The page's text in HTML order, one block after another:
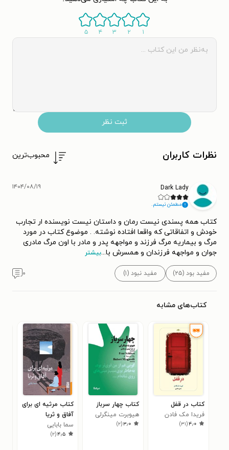
۱ ۲ ۳ ۴ ۵
ثبت نظر
نظرات کاربران محبوب‌ترین
Dark Lady
مطمئن نیستم.
۱۴۰۴/۰۸/۱۹
کتاب همه پسندی نیست رمان و داستان نیست نویسنده ار تجارب
خودش و اتفاقاتی که واقعا افتاده نوشته. . موضوع کتاب در مورد
مرگ و بیماریه مرگ فرزند و مواجهه پدر و مادر با اون مرگ مادری
جوان و مواجهه فرزندان و همسرش با...بیشتر
مفید بود (۲۵) مفید نبود (۱) ۰
کتاب‌های مشابه
کتاب در قفل
فریدا مک فادن
۴٫۰(۳۱)
کتاب چهار سرباز
هیوبرت مینگرلی
۳٫۰(۲)
کتاب مرثیه ای برای
آفاق و ثریا
سما بابایی
۴٫۵(۲)